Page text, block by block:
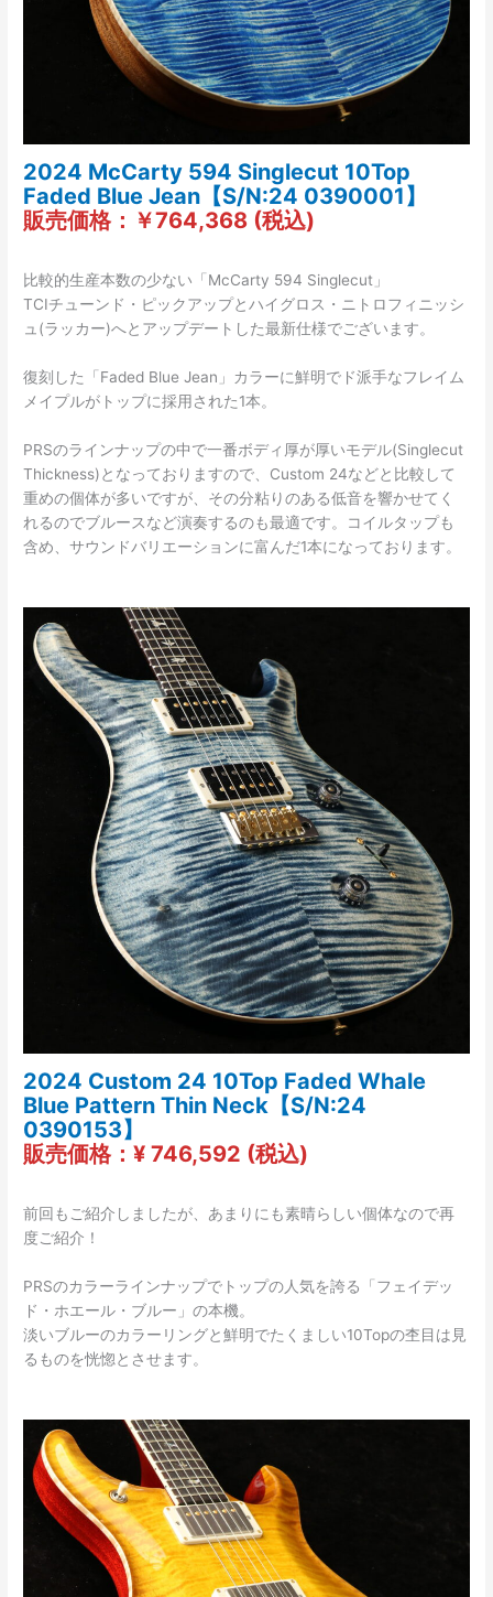
2024 McCarty 594 Singlecut 10Top
Faded Blue Jean【S/N:24 0390001】
販売価格：￥764,368 (税込)
比較的生産本数の少ない「McCarty 594 Singlecut」
TCIチューンド・ピックアップとハイグロス・ニトロフィニッシ
ュ(ラッカー)へとアップデートした最新仕様でございます。
復刻した「Faded Blue Jean」カラーに鮮明でド派手なフレイム
メイプルがトップに採用された1本。
PRSのラインナップの中で一番ボディ厚が厚いモデル(Singlecut
Thickness)となっておりますので、Custom 24などと比較して
重めの個体が多いですが、その分粘りのある低音を響かせてく
れるのでブルースなど演奏するのも最適です。コイルタップも
含め、サウンドバリエーションに富んだ1本になっております。
2024 Custom 24 10Top Faded Whale
Blue Pattern Thin Neck【S/N:24
0390153】
販売価格：¥ 746,592 (税込)
前回もご紹介しましたが、あまりにも素晴らしい個体なので再
度ご紹介！
PRSのカラーラインナップでトップの人気を誇る「フェイデッ
ド・ホエール・ブルー」の本機。
淡いブルーのカラーリングと鮮明でたくましい10Topの杢目は見
るものを恍惚とさせます。